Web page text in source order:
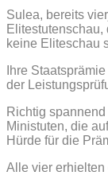
Sulea, bereits
keine Eliteschau
Ihre
der
Richtig
Ministuten, die
Hürde für die
Alle vier erhielten